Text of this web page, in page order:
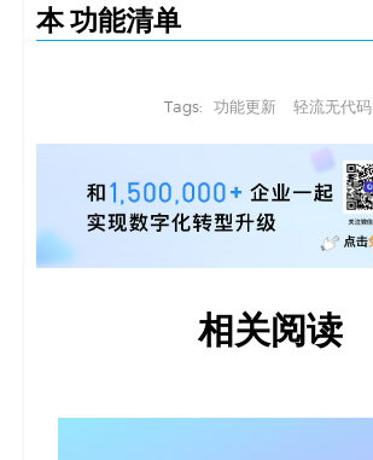
本 功能清单
Tags: 功能更新 轻流无代码
相关阅读